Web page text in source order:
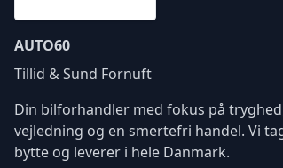
AUTO60
Tillid & Sund Fornuft
Din bilforhandler med fokus på
vejledning og en smertefri handel. Vi
bytte og leverer i hele Danmark.